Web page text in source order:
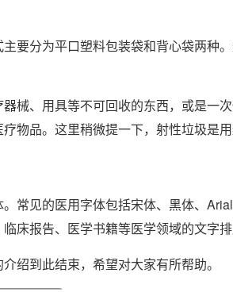
要分为平口塑料包装袋和背心袋两种
械、用具等不可回收的东西，或是一
物品。这里稍微提一下，射性垃圾是用
常见的医用字体包括宋体、黑体、
床报告、医学书籍等医学领域的文字排
绍到此结束，希望对大家有所帮助。